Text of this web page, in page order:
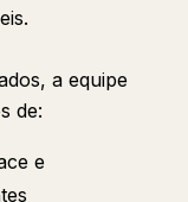
a equipe
de:
e